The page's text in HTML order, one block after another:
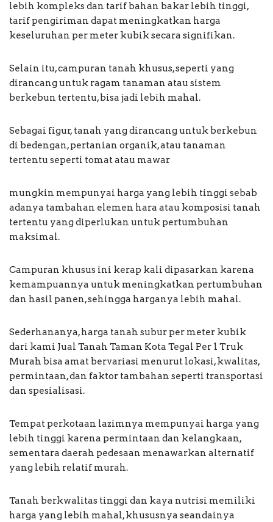
lebih kompleks dan tarif bahan bakar lebih tinggi,
tarif pengiriman dapat meningkatkan harga
keseluruhan per meter kubik secara signifikan.
Selain itu, campuran tanah khusus, seperti yang
dirancang untuk ragam tanaman atau sistem
berkebun tertentu, bisa jadi lebih mahal.
Sebagai figur, tanah yang dirancang untuk berkebun
di bedengan, pertanian organik, atau tanaman
tertentu seperti tomat atau mawar
mungkin mempunyai harga yang lebih tinggi sebab
adanya tambahan elemen hara atau komposisi tanah
tertentu yang diperlukan untuk pertumbuhan
maksimal.
Campuran khusus ini kerap kali dipasarkan karena
kemampuannya untuk meningkatkan pertumbuhan
dan hasil panen, sehingga harganya lebih mahal.
Sederhananya, harga tanah subur per meter kubik
dari kami Jual Tanah Taman Kota Tegal Per 1 Truk
Murah bisa amat bervariasi menurut lokasi, kwalitas,
permintaan, dan faktor tambahan seperti transportasi
dan spesialisasi.
Tempat perkotaan lazimnya mempunyai harga yang
lebih tinggi karena permintaan dan kelangkaan,
sementara daerah pedesaan menawarkan alternatif
yang lebih relatif murah.
Tanah berkwalitas tinggi dan kaya nutrisi memiliki
harga yang lebih mahal, khususnya seandainya